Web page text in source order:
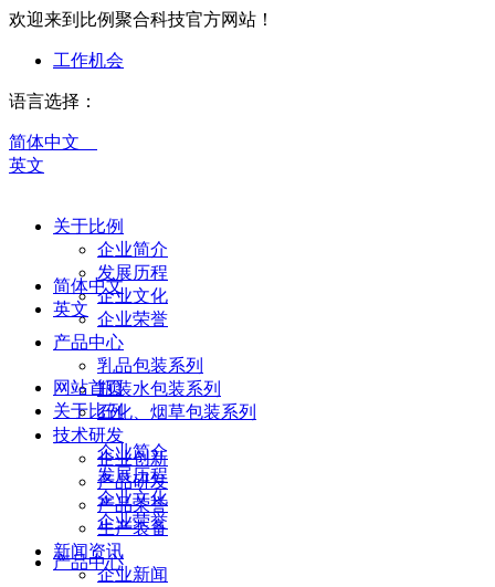
欢迎来到比例聚合科技官方网站！
工作机会
语言选择：
简体中文
英文
关于比例
企业简介
发展历程
企业文化
企业荣誉
产品中心
乳品包装系列
瓶装水包装系列
石化、烟草包装系列
技术研发
企业创新
产品研发
产品荣誉
生产装备
新闻资讯
企业新闻
简体中文
英文
网站首页
关于比例
企业简介
发展历程
企业文化
企业荣誉
产品中心